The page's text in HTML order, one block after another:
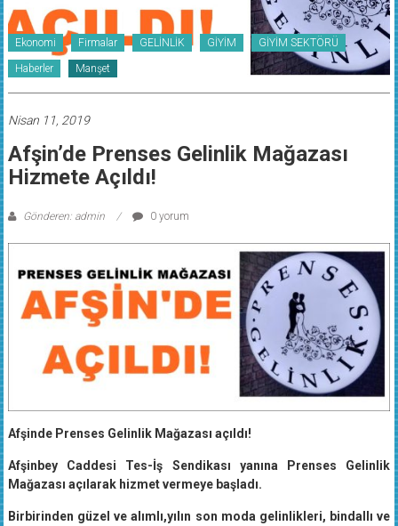
Ekonomi Firmalar GELİNLİK GİYİM GİYİM SEKTÖRÜ
Haberler Manşet
Nisan 11, 2019
Afşin’de Prenses Gelinlik Mağazası
Hizmete Açıldı!
Gönderen: admin 0 yorum
Afşinde Prenses Gelinlik Mağazası açıldı!
Afşinbey Caddesi Tes-İş Sendikası yanına Prenses Gelinlik
Mağazası açılarak hizmet vermeye başladı.
Birbirinden güzel ve alımlı,yılın son moda gelinlikleri, bindallı ve